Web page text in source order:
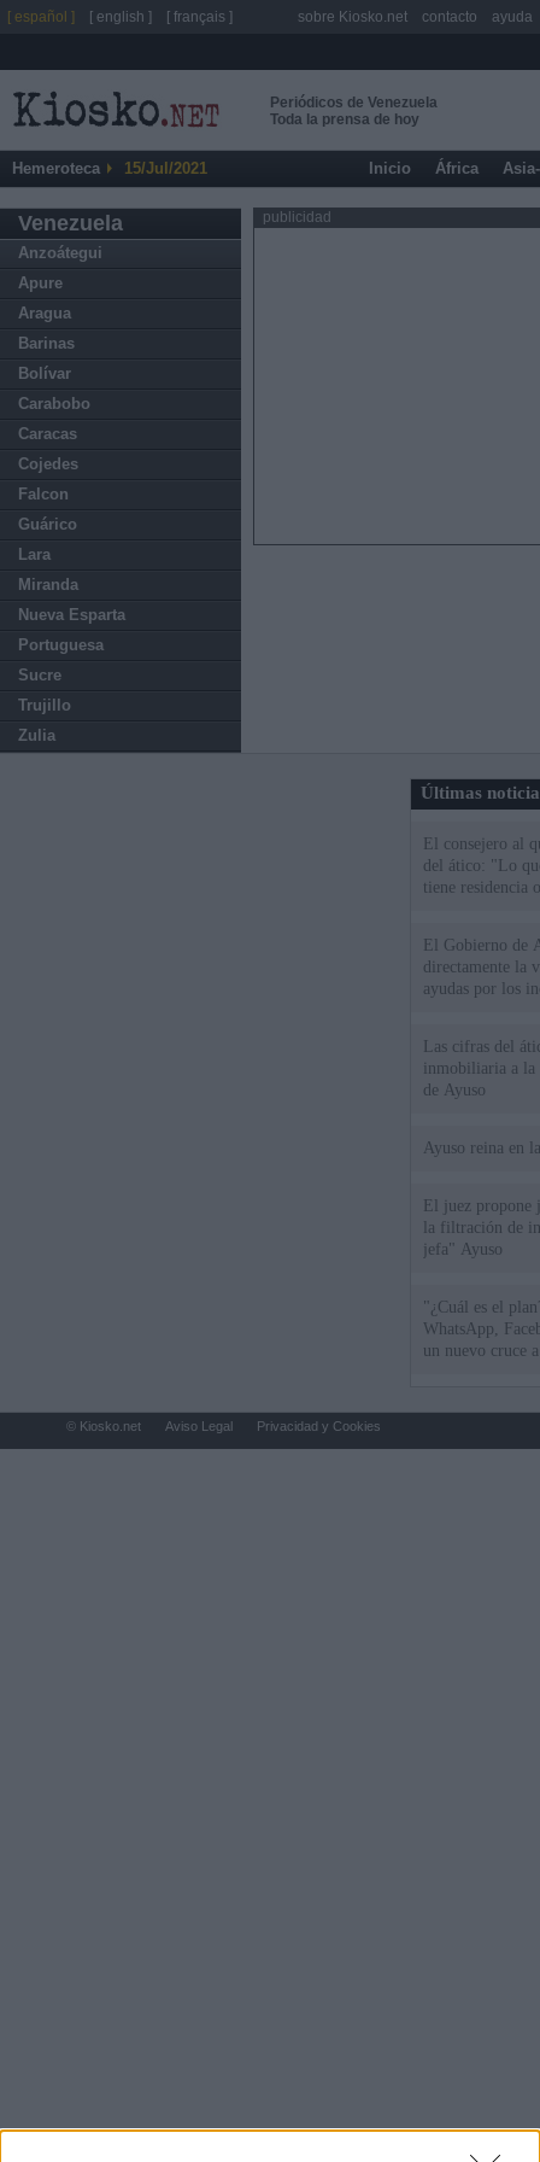
Periódicos de Venezuela
Toda la prensa de hoy
Hemeroteca 15/Jul/2021 Inicio África
Venezuela
Anzoátegui
Apure
Aragua
Barinas
Bolívar
Carabobo
Caracas
Cojedes
Falcon
Guárico
Lara
Miranda
Nueva Esparta
Portuguesa
Sucre
Trujillo
Zulia
publicidad
Últimas
El consejero al
del ático: "Lo
tiene residencia
El Gobierno de
directamente la
ayudas por los
Las cifras del
inmobiliaria a la
de Ayuso
Ayuso reina en
El juez propone
la filtración de
jefa" Ayuso
"¿Cuál es el
WhatsApp,
un nuevo cruce
[ español ] [ english ] [ français ] sobre Kiosko.net contacto ayuda
© Kiosko.net Aviso Legal Privacidad y Cookies